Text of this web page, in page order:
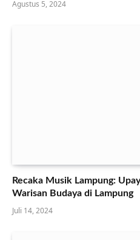
Agustus 5, 2024
Recaka Musik Lampung:
Warisan Budaya di Lampung
Juli 14, 2024